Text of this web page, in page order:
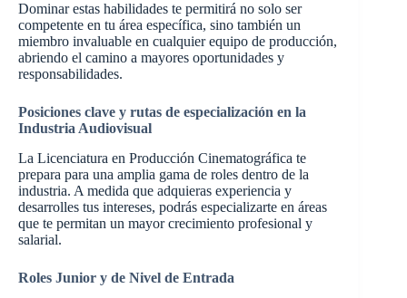
Dominar estas habilidades te permitirá no solo ser
competente en tu área específica, sino también un
miembro invaluable en cualquier equipo de producción,
abriendo el camino a mayores oportunidades y
responsabilidades.
Posiciones clave y rutas de especialización en la
Industria Audiovisual
La Licenciatura en Producción Cinematográfica te
prepara para una amplia gama de roles dentro de la
industria. A medida que adquieras experiencia y
desarrolles tus intereses, podrás especializarte en áreas
que te permitan un mayor crecimiento profesional y
salarial.
Roles Junior y de Nivel de Entrada